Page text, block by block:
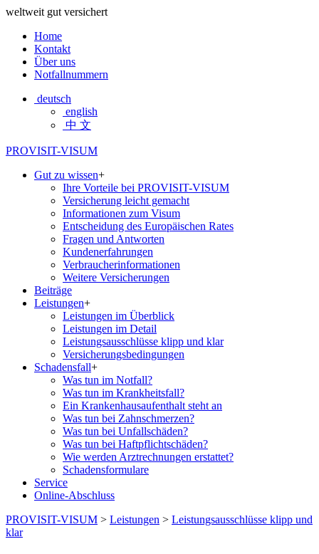
weltweit gut versichert
Home
Kontakt
Über uns
Notfallnummern
deutsch
english
中 文
PROVISIT-VISUM
Gut zu wissen+
Ihre Vorteile bei PROVISIT-VISUM
Versicherung leicht gemacht
Informationen zum Visum
Entscheidung des Europäischen Rates
Fragen und Antworten
Kundenerfahrungen
Verbraucherinformationen
Weitere Versicherungen
Beiträge
Leistungen+
Leistungen im Überblick
Leistungen im Detail
Leistungsausschlüsse klipp und klar
Versicherungs­bedingungen
Schadensfall+
Was tun im Notfall?
Was tun im Krankheitsfall?
Ein Krankenhausaufenthalt steht an
Was tun bei Zahnschmerzen?
Was tun bei Unfallschäden?
Was tun bei Haftpflichtschäden?
Wie werden Arztrechnungen erstattet?
Schadensformulare
Service
Online-Abschluss
PROVISIT-VISUM > Leistungen > Leistungsausschlüsse klipp und
klar